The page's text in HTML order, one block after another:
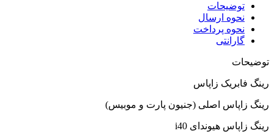
توضیحات
نحوه ارسال
نحوه پرداخت
گارانتی
توضیحات
رینگ فابریک زاپاس
رینگ زاپاس اصلی (جنیون پارت و موبیس)
رینگ زاپاس هیوندای i40